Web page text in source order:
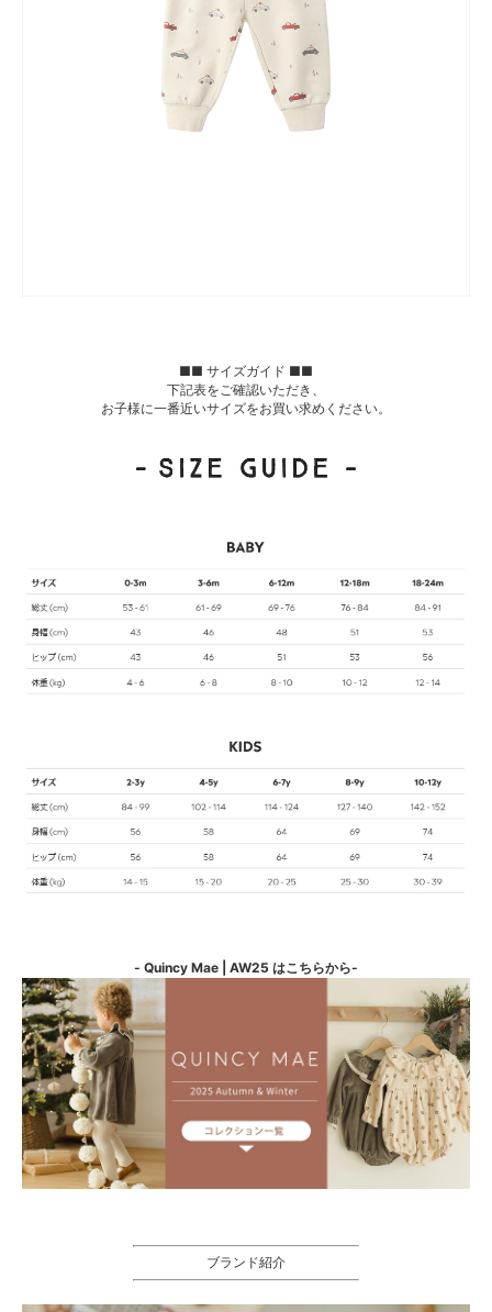
■■ サイズガイド ■■
下記表をご確認いただき、
お子様に一番近いサイズをお買い求めください。
- Quincy Mae | AW25 はこちらから-
ブランド紹介